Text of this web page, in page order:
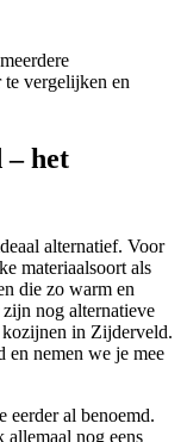
vergelijken en
het
alternatief. Voor
materiaalsoort als
die zo warm en
nog alternatieve
in Zijderveld.
en nemen we je mee
eerder al benoemd.
allemaal nog eens